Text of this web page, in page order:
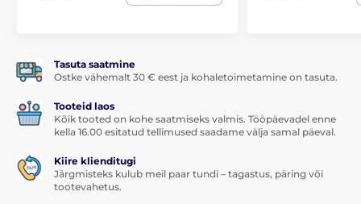
Tasuta saatmine
Ostke vähemalt 30 € eest ja kohaletoimetamine on tasuta.
Tooteid laos
Kõik tooted on kohe saatmiseks valmis. Tööpäevadel enne
kella 16.00 esitatud tellimused saadame välja samal päeval.
Kiire klienditugi
Järgmisteks kulub meil paar tundi – tagastus, päring või
tootevahetus.